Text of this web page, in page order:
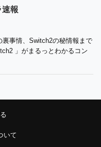
速報
事情、Switch2の秘情報まで
」がまるっとわかるコン
いて